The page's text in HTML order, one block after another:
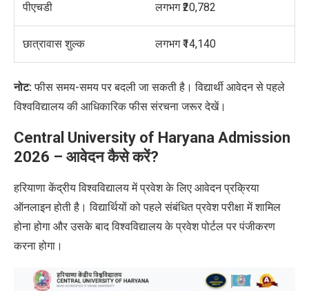
पीएचडी लगभग ₹20,782
छात्रावास शुल्क लगभग ₹14,140
नोट:फीस समय-समय पर बदली जा सकती है। विद्यार्थी आवेदन से पहले
विश्वविद्यालय की आधिकारिक फीस संरचना जरूर देखें।
Central University of Haryana Admission
2026 – आवेदन कैसे करें?
हरियाणा केंद्रीय विश्वविद्यालय में प्रवेश के लिए आवेदन प्रक्रिया
ऑनलाइन होती है। विद्यार्थियों को पहले संबंधित प्रवेश परीक्षा में शामिल
होना होगा और उसके बाद विश्वविद्यालय के प्रवेश पोर्टल पर पंजीकरण
करना होगा।